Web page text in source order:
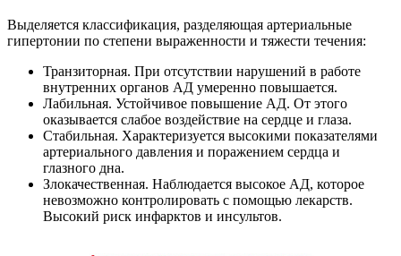
Выделяется классификация, разделяющая артериальные
гипертонии по степени выраженности и тяжести течения:
Транзиторная. При отсутствии нарушений в работе
внутренних органов АД умеренно повышается.
Лабильная. Устойчивое повышение АД. От этого
оказывается слабое воздействие на сердце и глаза.
Стабильная. Характеризуется высокими показателями
артериального давления и поражением сердца и
глазного дна.
Злокачественная. Наблюдается высокое АД, которое
невозможно контролировать с помощью лекарств.
Высокий риск инфарктов и инсультов.